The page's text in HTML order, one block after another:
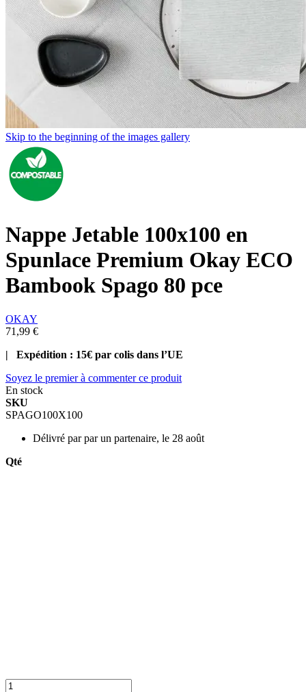
Skip to the beginning of the images gallery
Nappe Jetable 100x100 en
Spunlace Premium Okay ECO
Bambook Spago 80 pce
OKAY
71,99 €
| Expédition : 15€ par colis dans l’UE
Soyez le premier à commenter ce produit
En stock
SKU
SPAGO100X100
Délivré par par un partenaire, le 28 août
Qté